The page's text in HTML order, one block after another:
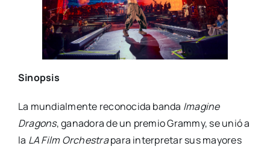
Sinopsis
La mundialmente reconocida banda Imagine
Dragons, ganadora de un premio Grammy, se unió a
la LA Film Orchestrapara interpretar sus mayores